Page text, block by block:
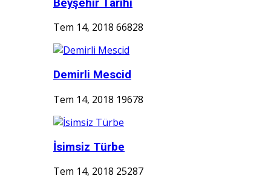
Beyşehir Tarihi
Tem 14, 2018 66828
Demirli Mescid
Tem 14, 2018 19678
İsimsiz Türbe
Tem 14, 2018 25287